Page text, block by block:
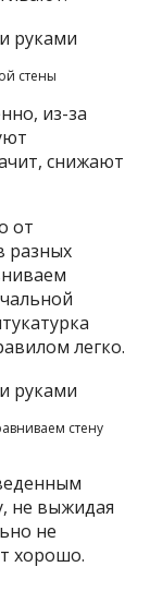
стены
из-за
снижают
от
разных
легко.
стену
не выжидая
не
хорошо.